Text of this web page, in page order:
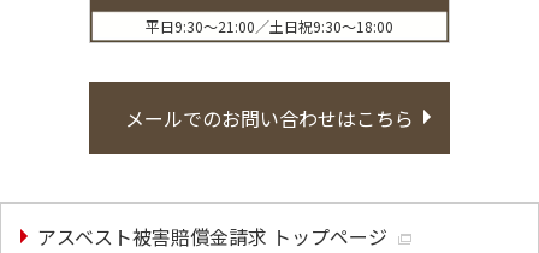
平日9:30〜21:00／土日祝9:30〜18:00
メールでのお問い合わせはこちら
アスベスト被害賠償金請求 トップページ